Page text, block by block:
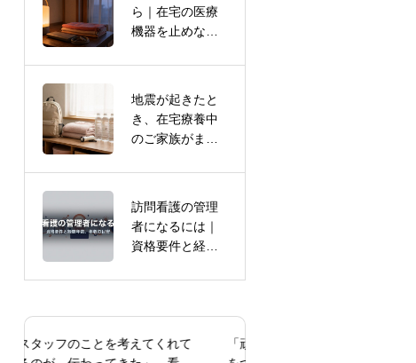
ら｜在宅の医療
機器を止めない
え
地震が起きたと
き、在宅療養中
のご家族がまず
足立区で備える3
訪問看護の管理
者になるには｜
資格要件と経験
安
者になるには｜
資格要件と経験
安
新卒で訪問看護
師になれる｜育
成プログラムと
作業療法士の訪
問リハビリ｜給
与の実額とPTと
「頑張っている人が報われる場所